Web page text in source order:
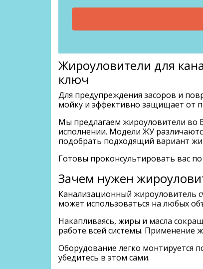
Жироуловители для
ключ
Для предупреждения засоров и
мойку и эффективно защищает от
Мы предлагаем жироуловители во
исполнении. Модели ЖУ
подобрать подходящий вариант
Готовы проконсультировать вас
Зачем нужен
Канализационный жироуловитель
может использоваться на любых
Накапливаясь, жиры и масла
работе всей системы. Применение
Оборудование легко монтируется
убедитесь в этом сами.